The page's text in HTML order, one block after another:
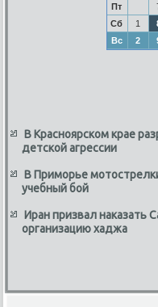
Пт
Сб
1
Вс
2
В Красноярском крае
детской агрессии
В Приморье
учебный бой
Иран призвал наказать
организацию хаджа